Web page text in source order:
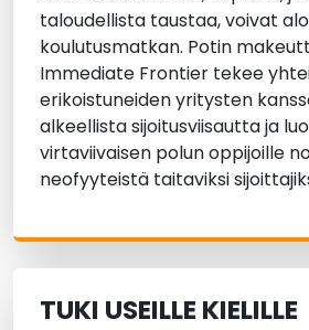
taloudellista taustaa, voivat
koulutusmatkan. Potin
Immediate Frontier tekee
erikoistuneiden yritysten
alkeellista sijoitusviisautta ja
virtaviivaisen polun oppijoille
neofyyteistä taitaviksi
TUKI USEILLE KIELILLE